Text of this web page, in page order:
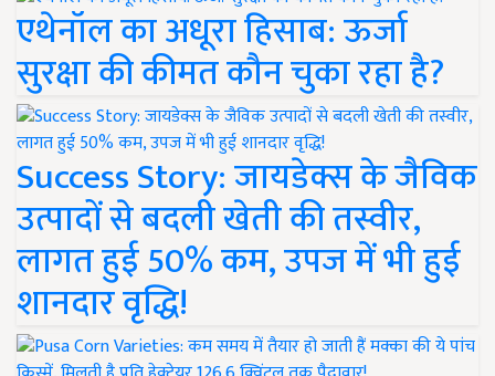
एथेनॉल का अधूरा हिसाब: ऊर्जा
सुरक्षा की कीमत कौन चुका रहा है?
Success Story: जायडेक्स के जैविक
उत्पादों से बदली खेती की तस्वीर,
लागत हुई 50% कम, उपज में भी हुई
शानदार वृद्धि!